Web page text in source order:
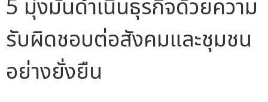
5 มุ่งมั่นดำเนินธุรกิจด้วยความ
รับผิดชอบต่อสังคมและชุมชน
อย่างยั่งยืน